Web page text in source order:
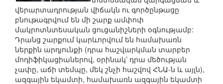
վերարտադրության վիճակն ու գործընթացը
բնութագրվում են մի շարք ամփոփ
մակրոտնտեսական ցուցանիշների օգնությամբ:
Դրանց շարքում կարևորվում են համախառն
ներքին արդյունքի (դրա հաշվարկման տարբեր
մոդիֆիկացիաներով, օրինակ՝ դրա մեծության
չափը, աճի տեմպը, մեկ շնչի հաշվով ՀՆԱ-ն և այլն),
ազգային եկամտի, համախառն ազգային եկամտի